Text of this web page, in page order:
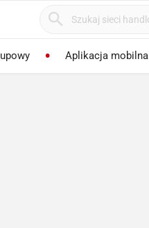
Aplikacja mobilna